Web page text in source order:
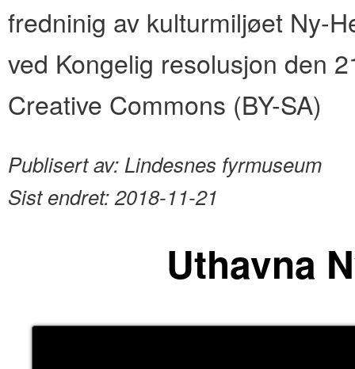
fredninig av kulturmiljøet Ny-
ved Kongelig resolusjon den
Creative Commons (BY-SA)
Publisert av: Lindesnes fyrmuseum
Sist endret:2018-11-21
Uthavna